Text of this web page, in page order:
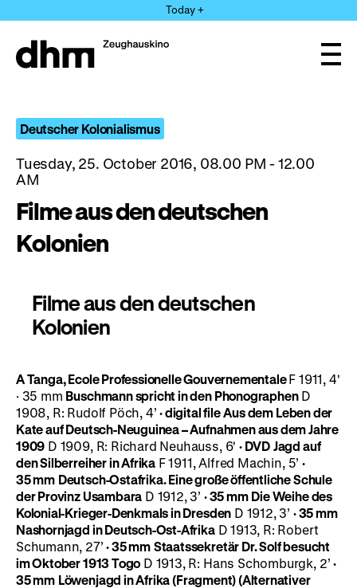
directly
the
Today +
Deutscher Kolonialismus
Tuesday, 25. October 2016, 08.00 PM - 12.00
AM
Filme aus den deutschen
Kolonien
Filme aus den deutschen
Kolonien
A Tanga, Ecole Professionelle GouvernementaleF 1911, 4'
· 35 mm Buschmann spricht in den PhonographenD
1908, R: Rudolf Pöch, 4’· digital file Aus dem Leben der
Kate auf Deutsch-Neuguinea – Aufnahmen aus dem Jahre
1909 D 1909, R: Richard Neuhauss, 6' · DVD Jagd auf
den Silberreiher in Afrika F 1911, Alfred Machin, 5’ ·
35 mm Deutsch-Ostafrika. Eine große öffentliche Schule
der Provinz Usambara D 1912, 3’ · 35 mm Die Weihe des
Kolonial-Krieger-Denkmals in Dresden D 1912, 3’ · 35 mm
Nashornjagd in Deutsch-Ost-AfrikaD 1913, R: Robert
Schumann, 27’· 35 mm Staatssekretär Dr. Solf besucht
im Oktober 1913 Togo D 1913, R: Hans Schomburgk, 2’·
35 mm Löwenjagd in Afrika (Fragment) (Alternativer